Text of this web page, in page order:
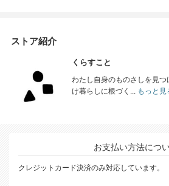
ストア紹介
くらすこと
わたし自身のものさしを見
け暮らしに根づく...もっと見
お支払い方法につ
クレジットカード決済のみ対応しています。